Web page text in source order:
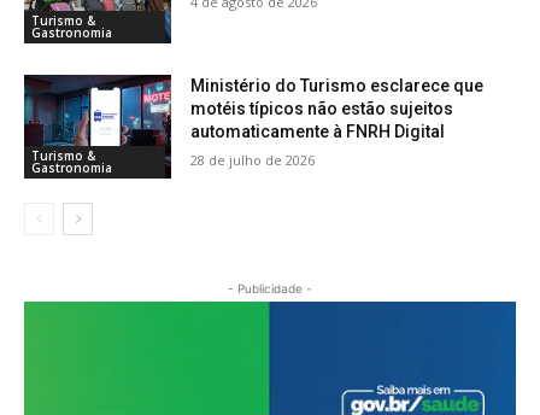
Turismo &
Gastronomia
Turismo &
Gastronomia
Ministério do Turismo esclarece que
motéis típicos não estão sujeitos
automaticamente à FNRH Digital
28 de julho de 2026
- Publicidade -